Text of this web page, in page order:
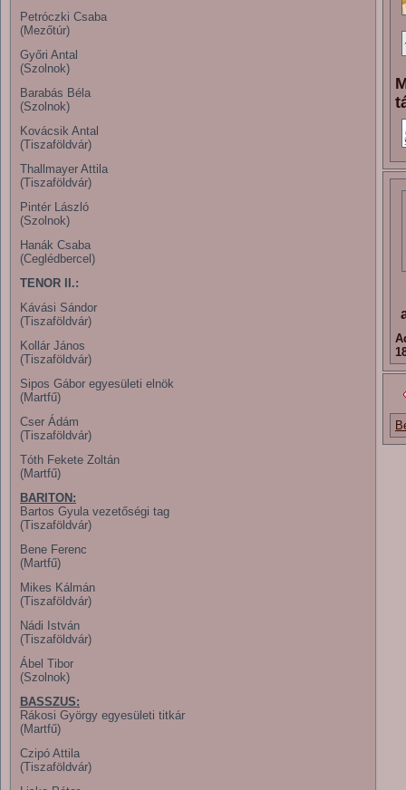
Petróczki Csaba
(Mezőtúr)
Győri Antal
(Szolnok)
Barabás Béla
(Szolnok)
Kovácsik Antal
(Tiszaföldvár)
Thallmayer Attila
(Tiszaföldvár)
Pintér László
(Szolnok)
Hanák Csaba
(Ceglédbercel)
TENOR II.:
Kávási Sándor
(Tiszaföldvár)
Kollár János
(Tiszaföldvár)
Sipos Gábor egyesületi elnök
(Martfű)
Cser Ádám
(Tiszaföldvár)
Tóth Fekete Zoltán
(Martfű)
BARITON:
Bartos Gyula vezetőségi tag
(Tiszaföldvár)
Bene Ferenc
(Martfű)
Mikes Kálmán
(Tiszaföldvár)
Nádi István
(Tiszaföldvár)
Ábel Tibor
(Szolnok)
BASSZUS:
Rákosi György egyesületi titkár
(Martfű)
Czipó Attila
(Tiszaföldvár)